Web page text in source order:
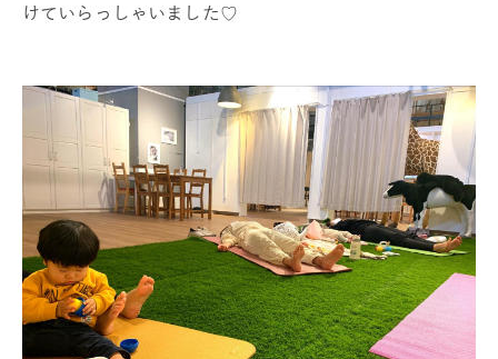
けていらっしゃいました♡